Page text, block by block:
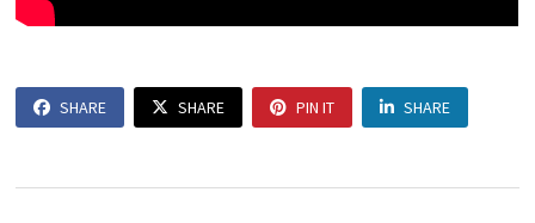
SHARE SHARE PIN IT SHARE